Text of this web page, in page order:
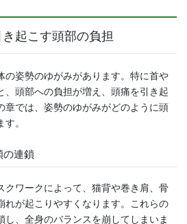
起こす頭部の負担
の姿勢のゆがみがあります。特に首や
、頭部への負担が増え、頭痛を引き起
章では、姿勢のゆがみがどのように頭
。
の連鎖
クワークによって、猫背や巻き肩、骨
れが起こりやすくなります。これらの
し、全身のバランスを崩してしまいま